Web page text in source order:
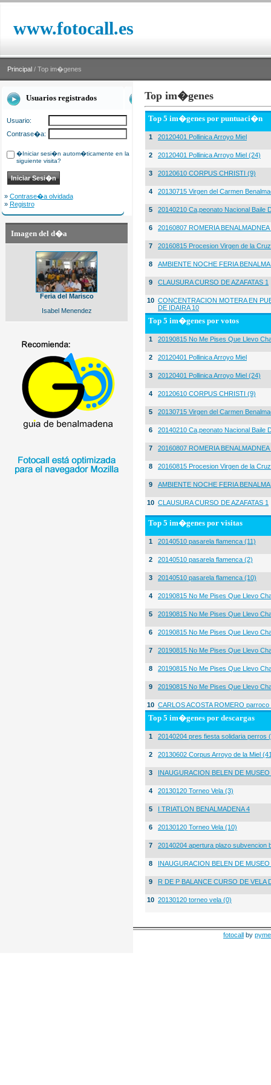
www.fotocall.es
Principal / Top im�genes
Usuarios registrados
Usuario:
Contrase�a:
�Iniciar sesi�n autom�ticamente en la
siguiente visita?
» Contrase�a olvidada
» Registro
Imagen del d�a
Feria del Marisco
Isabel Menendez
Top im�genes
Top 5 im�genes por puntuaci�n
1 20120401 Pollinica Arroyo Miel
2 20120401 Pollinica Arroyo Miel (24)
3 20120610 CORPUS CHRISTI (9)
4 20130715 Virgen del Carmen
5 20140210 Ca,peonato Nacional Baile
6 20160807 ROMERIA
7 20160815 Procesion Virgen de la
8 AMBIENTE NOCHE FERIA
9 CLAUSURA CURSO DE AZAFATAS 1
10 CONCENTRACION MOTERA EN
DE IDAIRA 10
Top 5 im�genes por votos
1 20190815 No Me Pises Que Llevo
2 20120401 Pollinica Arroyo Miel
3 20120401 Pollinica Arroyo Miel (24)
4 20120610 CORPUS CHRISTI (9)
5 20130715 Virgen del Carmen
6 20140210 Ca,peonato Nacional Baile
7 20160807 ROMERIA
8 20160815 Procesion Virgen de la
9 AMBIENTE NOCHE FERIA
10 CLAUSURA CURSO DE AZAFATAS 1
Top 5 im�genes por visitas
1 20140510 pasarela flamenca (11)
2 20140510 pasarela flamenca (2)
3 20140510 pasarela flamenca (10)
4 20190815 No Me Pises Que Llevo
5 20190815 No Me Pises Que Llevo
6 20190815 No Me Pises Que Llevo
7 20190815 No Me Pises Que Llevo
8 20190815 No Me Pises Que Llevo
9 20190815 No Me Pises Que Llevo
10 CARLOS ACOSTA ROMERO
Top 5 im�genes por descargas
1 20140204 pres fiesta solidaria perros
2 20130602 Corpus Arroyo de la Miel
3 INAUGURACION BELEN DE
4 20130120 Torneo Vela (3)
5 I TRIATLON BENALMADENA 4
6 20130120 Torneo Vela (10)
7 20140204 apertura plazo subvencion
8 INAUGURACION BELEN DE
9 R DE P BALANCE CURSO DE VELA
10 20130120 torneo vela (0)
fotocall by